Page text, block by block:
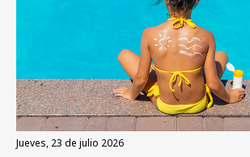
jueves, 23 de julio 2026